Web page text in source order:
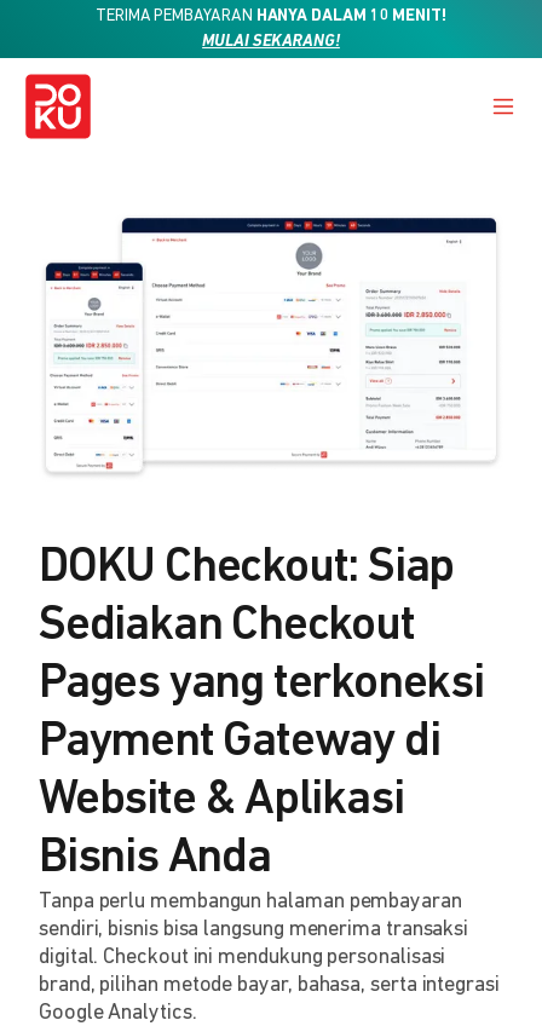
TERIMA PEMBAYARAN HANYA DALAM 10 MENIT!
MULAI SEKARANG!
DOKU Checkout: Siap
Sediakan Checkout
Pages yang terkoneksi
Payment Gateway di
Website & Aplikasi
Bisnis Anda
Tanpa perlu membangun halaman pembayaran
sendiri, bisnis bisa langsung menerima transaksi
digital. Checkout ini mendukung personalisasi
brand, pilihan metode bayar, bahasa, serta integrasi
Google Analytics.